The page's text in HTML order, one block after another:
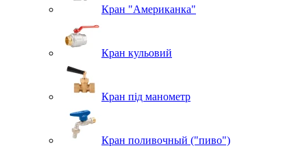
Кран "Американка"
Кран кульовий
Кран під манометр
Кран поливочный ("пиво")